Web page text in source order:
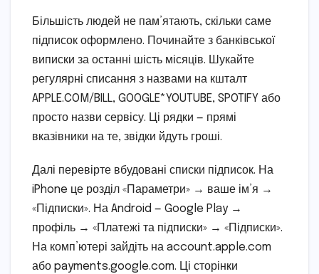
Більшість людей не пам’ятають, скільки саме
підписок оформлено. Починайте з банківської
виписки за останні шість місяців. Шукайте
регулярні списання з назвами на кшталт
APPLE.COM/BILL, GOOGLE*YOUTUBE, SPOTIFY або
просто назви сервісу. Ці рядки — прямі
вказівники на те, звідки йдуть гроші.
Далі перевірте вбудовані списки підписок. На
iPhone це розділ «Параметри» → ваше ім’я →
«Підписки». На Android — Google Play →
профіль → «Платежі та підписки» → «Підписки».
На комп’ютері зайдіть на account.apple.com
або payments.google.com. Ці сторінки